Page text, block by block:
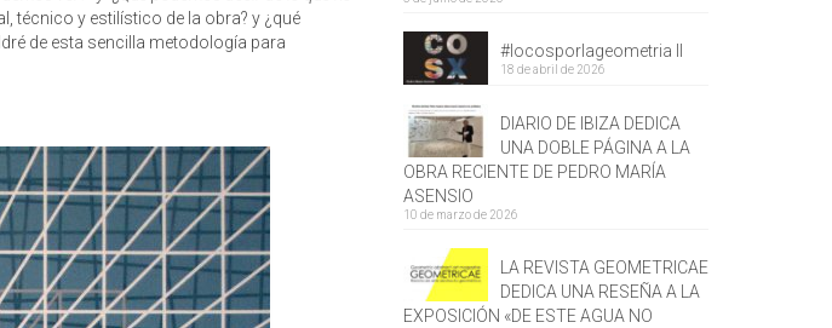
técnico y estilístico de la obra? y ¿qué
de esta sencilla metodología para
#locosporlageometria II
18 de abril de 2026
DIARIO DE IBIZA DEDICA
UNA DOBLE PÁGINA A LA
OBRA RECIENTE DE PEDRO MARÍA
ASENSIO
10 de marzo de 2026
LA REVISTA GEOMETRICAE
DEDICA UNA RESEÑA A LA
EXPOSICIÓN «DE ESTE AGUA NO